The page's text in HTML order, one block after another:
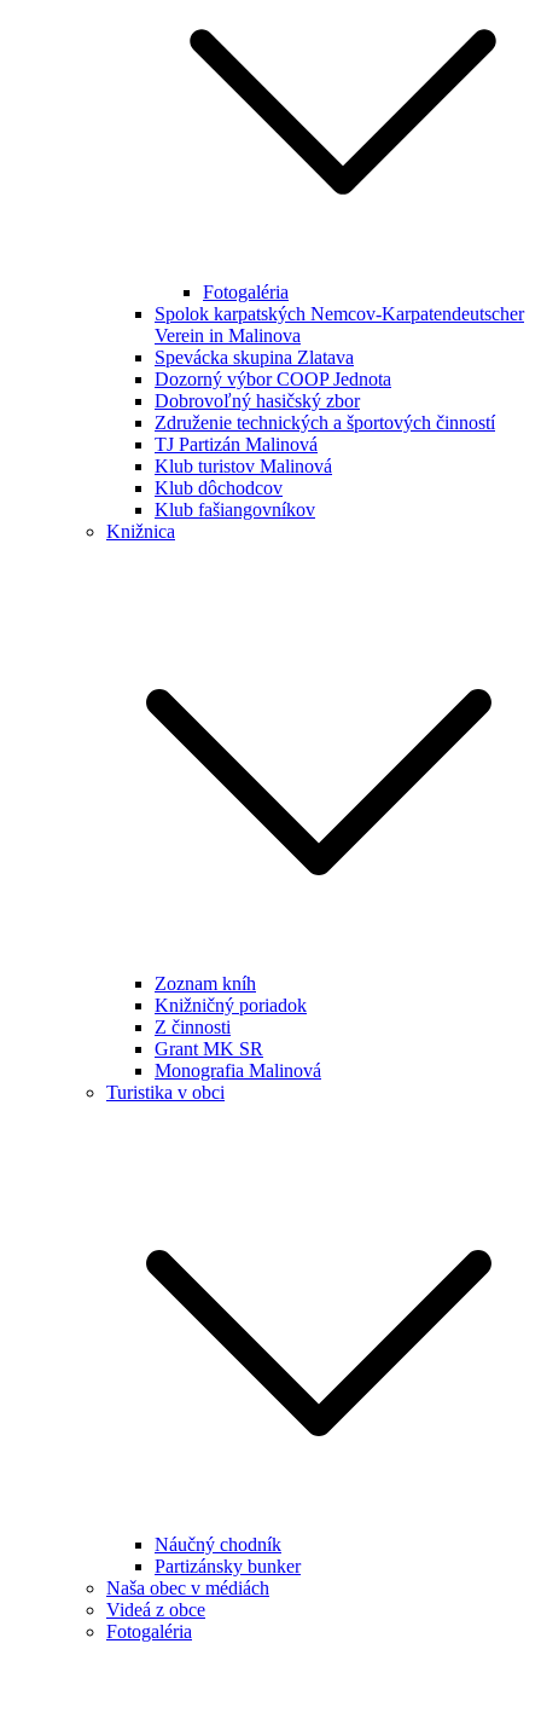
Fotogaléria
Spolok karpatských Nemcov-Karpatendeutscher
Verein in Malinova
Spevácka skupina Zlatava
Dozorný výbor COOP Jednota
Dobrovoľný hasičský zbor
Združenie technických a športových činností
TJ Partizán Malinová
Klub turistov Malinová
Klub dôchodcov
Klub fašiangovníkov
Knižnica
Zoznam kníh
Knižničný poriadok
Z činnosti
Grant MK SR
Monografia Malinová
Turistika v obci
Náučný chodník
Partizánsky bunker
Naša obec v médiách
Videá z obce
Fotogaléria